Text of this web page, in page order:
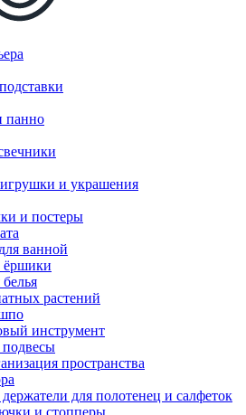
панно
и украшения
и постеры
ванной
ёршики
растений
инструмент
пространства
для полотенец и салфеток
и стопперы